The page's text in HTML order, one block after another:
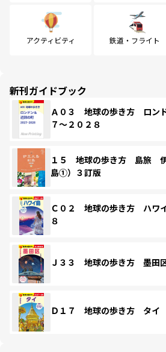
アクティビティ 鉄道・フライト
新刊ガイドブック
Ａ０３ 地球の歩き方 ロン
７～２０２８
１５ 地球の歩き方 島旅
島①）３訂版
Ｃ０２ 地球の歩き方 ハワ
８
Ｊ３３ 地球の歩き方 墨田
Ｄ１７ 地球の歩き方 タイ